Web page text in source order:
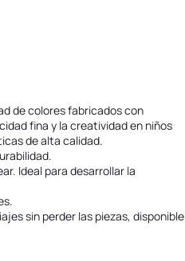
de colores fabricados con
fina y la creatividad en niños
de alta calidad.
Ideal para desarrollar la
sin perder las piezas, disponible